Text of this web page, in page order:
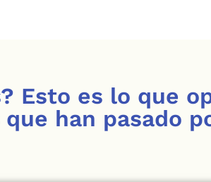
Esto es lo que
que han pasado